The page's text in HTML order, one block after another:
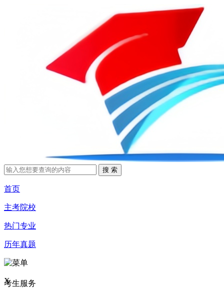
首页
主考院校
热门专业
历年真题
X
考生服务